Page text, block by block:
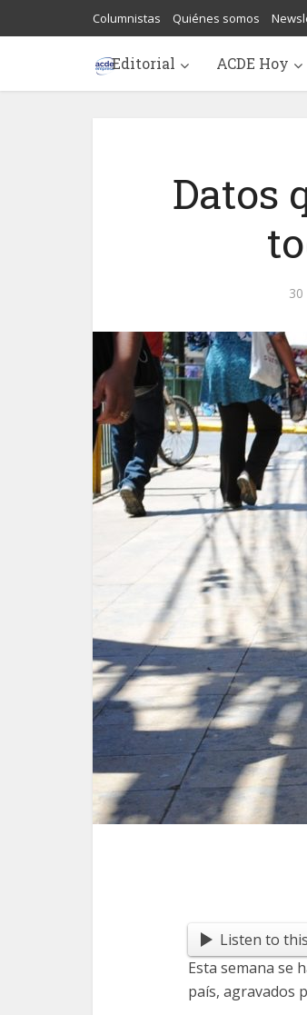
Columnistas Quiénes somos
Editorial ACDE Hoy
Datos
Listen to
Esta semana se
país, agravados